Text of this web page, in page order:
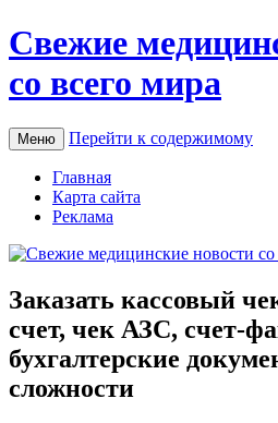
Свежие
со всего мира
Меню Перейти к содержимому
Главная
Карта сайта
Реклама
Заказать кассовый
счет, чек АЗС, счет-
бухгалтерские
сложности